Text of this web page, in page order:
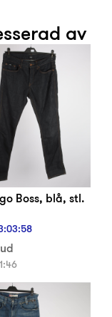
av
Boss, blå, stl.
:03:57